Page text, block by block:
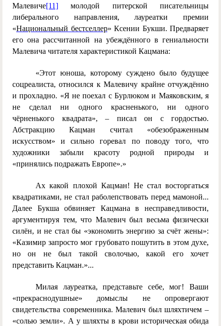
Малевиче[11] молодой питерской писательницы
либерального направления, лауреатки премии
«Национальный бестселлер» Ксении Букши. Предваряет
его она рассчитанной на убеждённого в гениальности
Малевича читателя характеристикой Кацмана:
«Этот юноша, которому суждено было будущее
соцреалиста, относился к Малевичу крайне отчуждённо
и прохладно. «Я не поехал с Бурлюком и Маяковским, я
не сделал ни одного красненького, ни одного
чёрненького квадрата», – писал он с гордостью.
Абстракцию Кацман считал «обезображенным
искусством» и сильно горевал по поводу того, что
художники забыли красоту родной природы и
«принялись подражать Европе».»
Ах какой плохой Кацман! Не стал восторгаться
квадратиками, не стал раболепствовать перед мамоной...
Далее Букша обвиняет Кацмана в несправедливости,
аргументируя тем, что Малевич был весьма физически
силён, и не стал бы «экономить энергию за счёт жены»:
«Казимир запросто мог грубовато пошутить в этом духе,
но он не был такой сволочью, какой его хочет
представить Кацман.»...
Милая лауреатка, представьте себе, мог! Ваши
«прекраснодушные» домыслы не опровергают
свидетельства современника. Малевич был шляхтичем –
«солью земли». А у шляхты в крови историческая обида